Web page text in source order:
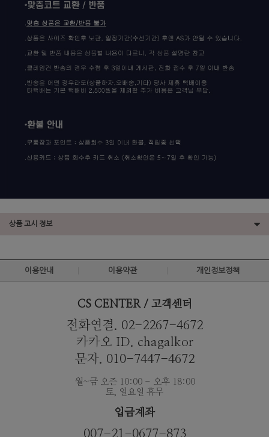
상품 고시 정보
이용안내 이용약관 개인정보정책
CS CENTER / 고객센터
전화연결. 02-2267-4672
카카오 ID. chagalkor
문자. 010-7447-4672
월~금 오즌 10:00 - 오후 18:00
토, 일요일 휴무
입금계좌
007-21-0677-873